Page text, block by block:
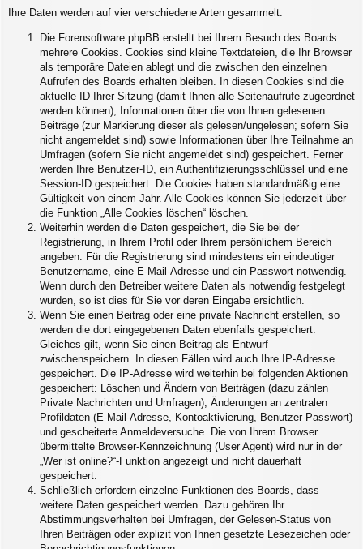
Ihre Daten werden auf vier verschiedene Arten gesammelt:
Die Forensoftware phpBB erstellt bei Ihrem Besuch des Boards
mehrere Cookies. Cookies sind kleine Textdateien, die Ihr Browser
als temporäre Dateien ablegt und die zwischen den einzelnen
Aufrufen des Boards erhalten bleiben. In diesen Cookies sind die
aktuelle ID Ihrer Sitzung (damit Ihnen alle Seitenaufrufe zugeordnet
werden können), Informationen über die von Ihnen gelesenen
Beiträge (zur Markierung dieser als gelesen/ungelesen; sofern Sie
nicht angemeldet sind) sowie Informationen über Ihre Teilnahme an
Umfragen (sofern Sie nicht angemeldet sind) gespeichert. Ferner
werden Ihre Benutzer-ID, ein Authentifizierungsschlüssel und eine
Session-ID gespeichert. Die Cookies haben standardmäßig eine
Gültigkeit von einem Jahr. Alle Cookies können Sie jederzeit über
die Funktion „Alle Cookies löschen“ löschen.
Weiterhin werden die Daten gespeichert, die Sie bei der
Registrierung, in Ihrem Profil oder Ihrem persönlichem Bereich
angeben. Für die Registrierung sind mindestens ein eindeutiger
Benutzername, eine E-Mail-Adresse und ein Passwort notwendig.
Wenn durch den Betreiber weitere Daten als notwendig festgelegt
wurden, so ist dies für Sie vor deren Eingabe ersichtlich.
Wenn Sie einen Beitrag oder eine private Nachricht erstellen, so
werden die dort eingegebenen Daten ebenfalls gespeichert.
Gleiches gilt, wenn Sie einen Beitrag als Entwurf
zwischenspeichern. In diesen Fällen wird auch Ihre IP-Adresse
gespeichert. Die IP-Adresse wird weiterhin bei folgenden Aktionen
gespeichert: Löschen und Ändern von Beiträgen (dazu zählen
Private Nachrichten und Umfragen), Änderungen an zentralen
Profildaten (E-Mail-Adresse, Kontoaktivierung, Benutzer-Passwort)
und gescheiterte Anmeldeversuche. Die von Ihrem Browser
übermittelte Browser-Kennzeichnung (User Agent) wird nur in der
„Wer ist online?“-Funktion angezeigt und nicht dauerhaft
gespeichert.
Schließlich erfordern einzelne Funktionen des Boards, dass
weitere Daten gespeichert werden. Dazu gehören Ihr
Abstimmungsverhalten bei Umfragen, der Gelesen-Status von
Ihren Beiträgen oder explizit von Ihnen gesetzte Lesezeichen oder